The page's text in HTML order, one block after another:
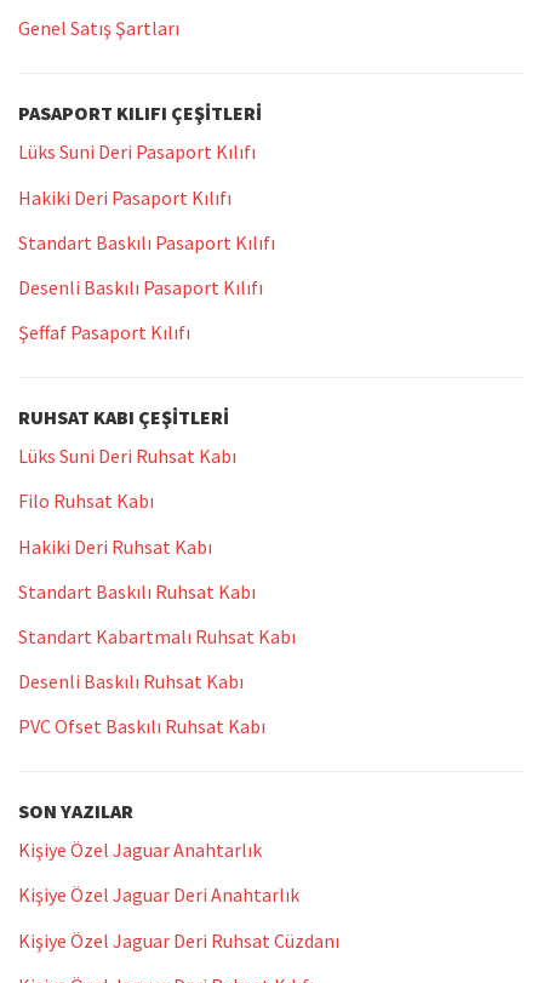
Genel Satış Şartları
PASAPORT KILIFI ÇEŞITLERI
Lüks Suni Deri Pasaport Kılıfı
Hakiki Deri Pasaport Kılıfı
Standart Baskılı Pasaport Kılıfı
Desenli Baskılı Pasaport Kılıfı
Şeffaf Pasaport Kılıfı
RUHSAT KABI ÇEŞITLERI
Lüks Suni Deri Ruhsat Kabı
Filo Ruhsat Kabı
Hakiki Deri Ruhsat Kabı
Standart Baskılı Ruhsat Kabı
Standart Kabartmalı Ruhsat Kabı
Desenli Baskılı Ruhsat Kabı
PVC Ofset Baskılı Ruhsat Kabı
SON YAZILAR
Kişiye Özel Jaguar Anahtarlık
Kişiye Özel Jaguar Deri Anahtarlık
Kişiye Özel Jaguar Deri Ruhsat Cüzdanı